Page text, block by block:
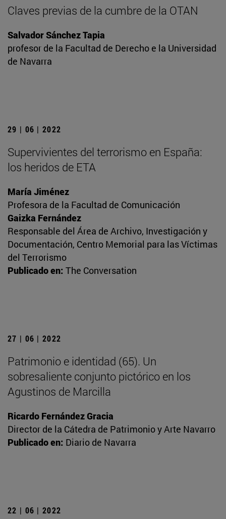
Claves previas de la cumbre de la OTAN
Salvador Sánchez Tapia
profesor de la Facultad de Derecho e la Universidad
de Navarra
29 | 06 | 2022
Supervivientes del terrorismo en España:
los heridos de ETA
María Jiménez
Profesora de la Facultad de Comunicación
Gaizka Fernández
Responsable del Área de Archivo, Investigación y
Documentación, Centro Memorial para las Víctimas
del Terrorismo
Publicado en: The Conversation
27 | 06 | 2022
Patrimonio e identidad (65). Un
sobresaliente conjunto pictórico en los
Agustinos de Marcilla
Ricardo Fernández Gracia
Director de la Cátedra de Patrimonio y Arte Navarro
Publicado en: Diario de Navarra
22 | 06 | 2022